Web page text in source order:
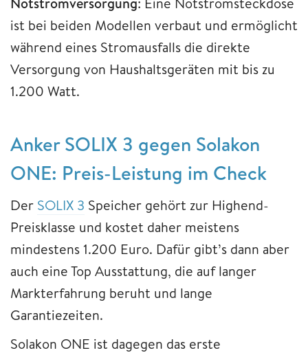
ist bei beiden Modellen verbaut und ermöglicht
während eines Stromausfalls die direkte
Versorgung von Haushaltsgeräten mit bis zu
1.200 Watt.
Anker SOLIX 3 gegen Solakon
ONE: Preis-Leistung im Check
Der SOLIX 3 Speicher gehört zur Highend-
Preisklasse und kostet daher meistens
mindestens 1.200 Euro. Dafür gibt’s dann aber
auch eine Top Ausstattung, die auf langer
Markterfahrung beruht und lange
Garantiezeiten.
Solakon ONE ist dagegen das erste